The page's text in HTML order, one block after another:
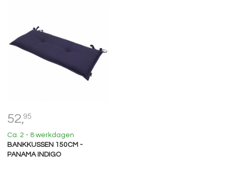
52,95
Ca. 2 - 8 werkdagen
BANKKUSSEN 150CM -
PANAMA INDIGO